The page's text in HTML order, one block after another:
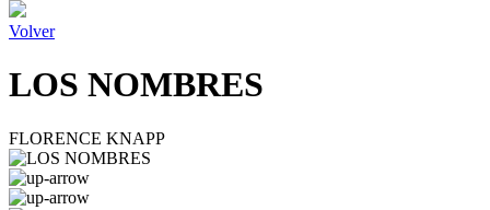
Volver
LOS NOMBRES
FLORENCE KNAPP